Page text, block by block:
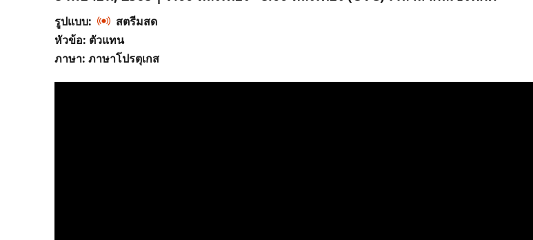
รูปแบบ:
สตรีมสด
หัวข้อ: ตัวแทน
ภาษา: ภาษาโปรตุเกส